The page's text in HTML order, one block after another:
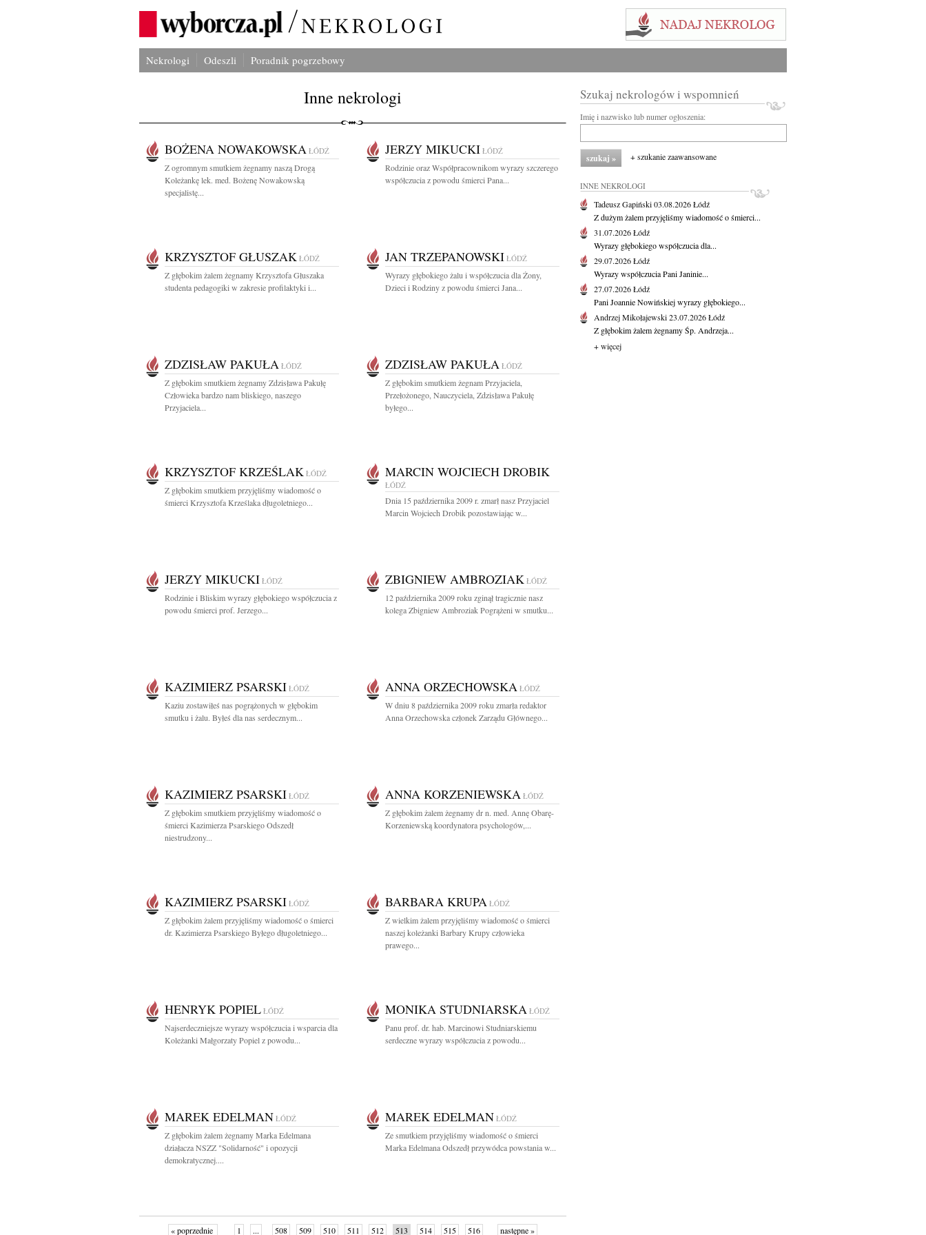
Nekrologi Odeszli Poradnik pogrzebowy
Inne nekrologi
BOŻENA NOWAKOWSKA ŁÓDŹ
Z ogromnym smutkiem żegnamy naszą Drogą
Koleżankę lek. med. Bożenę Nowakowską
specjalistę...
JERZY MIKUCKI ŁÓDŹ
Rodzinie oraz Współpracownikom wyrazy szczerego
współczucia z powodu śmierci Pana...
KRZYSZTOF GŁUSZAK ŁÓDŹ
Z głębokim żalem żegnamy Krzysztofa Głuszaka
studenta pedagogiki w zakresie profilaktyki i...
JAN TRZEPANOWSKI ŁÓDŹ
Wyrazy głębokiego żalu i współczucia dla Żony,
Dzieci i Rodziny z powodu śmierci Jana...
ZDZISŁAW PAKUŁA ŁÓDŹ
Z głębokim smutkiem żegnamy Zdzisława Pakułę
Człowieka bardzo nam bliskiego, naszego
Przyjaciela...
ZDZISŁAW PAKUŁA ŁÓDŹ
Z głębokim smutkiem żegnam Przyjaciela,
Przełożonego, Nauczyciela, Zdzisława Pakułę
byłego...
KRZYSZTOF KRZEŚLAK ŁÓDŹ
Z głębokim smutkiem przyjęliśmy wiadomość o
śmierci Krzysztofa Krześlaka długoletniego...
MARCIN WOJCIECH DROBIK
ŁÓDŹ
Dnia 15 października 2009 r. zmarł nasz Przyjaciel
Marcin Wojciech Drobik pozostawiając w...
JERZY MIKUCKI ŁÓDŹ
Rodzinie i Bliskim wyrazy głębokiego współczucia z
powodu śmierci prof. Jerzego...
ZBIGNIEW AMBROZIAK ŁÓDŹ
12 października 2009 roku zginął tragicznie nasz
kolega Zbigniew Ambroziak Pogrążeni w smutku...
KAZIMIERZ PSARSKI ŁÓDŹ
Kaziu zostawiłeś nas pogrążonych w głębokim
smutku i żalu. Byłeś dla nas serdecznym...
ANNA ORZECHOWSKA ŁÓDŹ
W dniu 8 października 2009 roku zmarła redaktor
Anna Orzechowska członek Zarządu Głównego...
KAZIMIERZ PSARSKI ŁÓDŹ
Z głębokim smutkiem przyjęliśmy wiadomość o
śmierci Kazimierza Psarskiego Odszedł
niestrudzony...
ANNA KORZENIEWSKA ŁÓDŹ
Z głębokim żalem żegnamy dr n. med. Annę Obarę-
Korzeniewską koordynatora psychologów,...
KAZIMIERZ PSARSKI ŁÓDŹ
Z głębokim żalem przyjęliśmy wiadomość o śmierci
dr. Kazimierza Psarskiego Byłego długoletniego...
BARBARA KRUPA ŁÓDŹ
Z wielkim żalem przyjęliśmy wiadomość o śmierci
naszej koleżanki Barbary Krupy człowieka
prawego...
HENRYK POPIEL ŁÓDŹ
Najserdeczniejsze wyrazy współczucia i wsparcia dla
Koleżanki Małgorzaty Popiel z powodu...
MONIKA STUDNIARSKA ŁÓDŹ
Panu prof. dr. hab. Marcinowi Studniarskiemu
serdeczne wyrazy współczucia z powodu...
MAREK EDELMAN ŁÓDŹ
Z głębokim żalem żegnamy Marka Edelmana
działacza NSZZ "Solidarność" i opozycji
demokratycznej....
MAREK EDELMAN ŁÓDŹ
Ze smutkiem przyjęliśmy wiadomość o śmierci
Marka Edelmana Odszedł przywódca powstania w...
« poprzednie 1 ... 508 509 510 511 512 513 514 515 516 następne »
Szukaj nekrologów i wspomnień
Imię i nazwisko lub numer ogłoszenia:
+ szukanie zaawansowane
INNE NEKROLOGI
Tadeusz Gapiński03.08.2026Łódź
Z dużym żalem przyjęliśmy wiadomość o śmierci...
31.07.2026Łódź
Wyrazy głębokiego współczucia dla...
29.07.2026Łódź
Wyrazy współczucia Pani Janinie...
27.07.2026Łódź
Pani Joannie Nowińskiej wyrazy głębokiego...
Andrzej Mikołajewski23.07.2026Łódź
Z głębokim żalem żegnamy Śp. Andrzeja...
+ więcej